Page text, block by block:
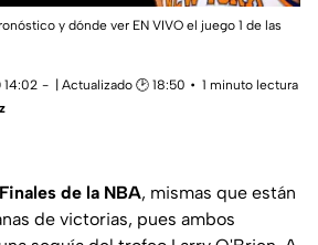
y dónde ver EN VIVO el juego 1 de las
14:02 | Actualizado 🕑 18:50
1 minuto lectura
Finales de la NBA, mismas que están
de victorias, pues ambos